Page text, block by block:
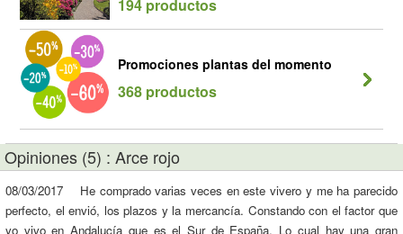
194 productos
Promociones plantas del momento
368 productos
Opiniones (5) : Arce rojo
08/03/2017 He comprado varias veces en este vivero y me ha parecido
perfecto, el envió, los plazos y la mercancía. Constando con el factor que
yo vivo en Andalucía que es el Sur de España. Lo cual hay una gran